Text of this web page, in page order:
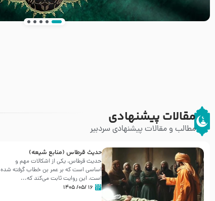
مقالات پیشنهادی
مطالب و مقالات پیشنهادی سردبیر
حدیث قرطاس (منابع شیعه)
حدیث قرطاس، یکی از اشکالات مهم و
اساسی است که بر عمر بن خطاب گرفته شده
است، این روایت ثابت می‌کند که...
۱۶ /۰۵/ ۱۴۰۵